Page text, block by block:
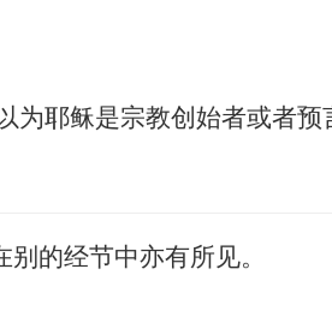
耶稣是宗教创始者或者
的经节中亦有所见。